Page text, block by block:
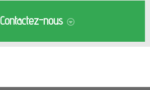
Contactez-nous